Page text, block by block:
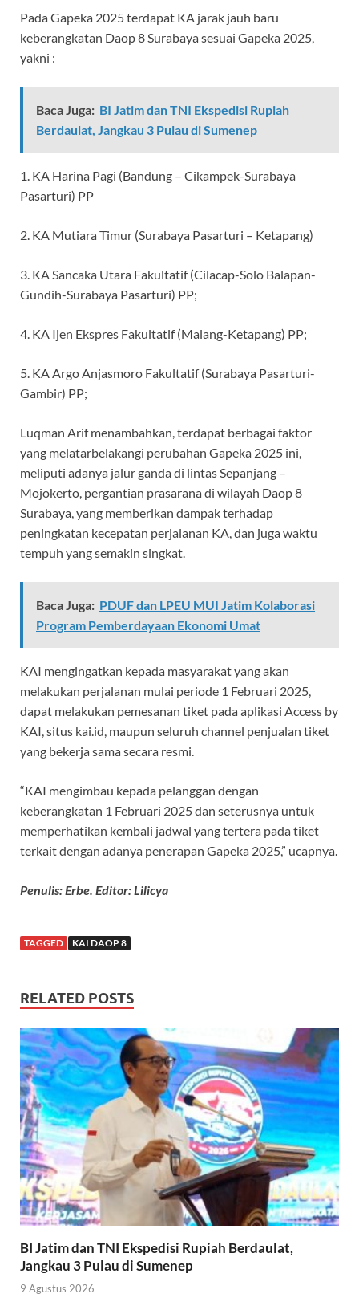
Pada Gapeka 2025 terdapat KA jarak jauh baru
keberangkatan Daop 8 Surabaya sesuai Gapeka 2025,
yakni :
Baca Juga: BI Jatim dan TNI Ekspedisi Rupiah
Berdaulat, Jangkau 3 Pulau di Sumenep
1. KA Harina Pagi (Bandung – Cikampek-Surabaya
Pasarturi) PP
2. KA Mutiara Timur (Surabaya Pasarturi – Ketapang)
3. KA Sancaka Utara Fakultatif (Cilacap-Solo Balapan-
Gundih-Surabaya Pasarturi) PP;
4. KA Ijen Ekspres Fakultatif (Malang-Ketapang) PP;
5. KA Argo Anjasmoro Fakultatif (Surabaya Pasarturi-
Gambir) PP;
Luqman Arif menambahkan, terdapat berbagai faktor
yang melatarbelakangi perubahan Gapeka 2025 ini,
meliputi adanya jalur ganda di lintas Sepanjang –
Mojokerto, pergantian prasarana di wilayah Daop 8
Surabaya, yang memberikan dampak terhadap
peningkatan kecepatan perjalanan KA, dan juga waktu
tempuh yang semakin singkat.
Baca Juga: PDUF dan LPEU MUI Jatim Kolaborasi
Program Pemberdayaan Ekonomi Umat
KAI mengingatkan kepada masyarakat yang akan
melakukan perjalanan mulai periode 1 Februari 2025,
dapat melakukan pemesanan tiket pada aplikasi Access by
KAI, situs kai.id, maupun seluruh channel penjualan tiket
yang bekerja sama secara resmi.
“KAI mengimbau kepada pelanggan dengan
keberangkatan 1 Februari 2025 dan seterusnya untuk
memperhatikan kembali jadwal yang tertera pada tiket
terkait dengan adanya penerapan Gapeka 2025,” ucapnya.
Penulis: Erbe. Editor: Lilicya
TAGGED KAI DAOP 8
RELATED POSTS
BI Jatim dan TNI Ekspedisi Rupiah Berdaulat,
Jangkau 3 Pulau di Sumenep
9 Agustus 2026